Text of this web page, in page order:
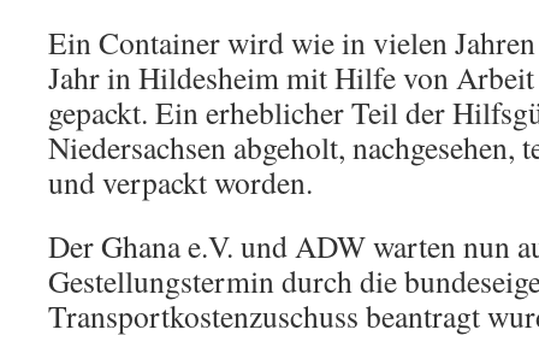
Ein Container wird wie in vielen
Jahr in Hildesheim mit Hilfe von
gepackt. Ein erheblicher Teil der
Niedersachsen abgeholt, nachgesehen,
und verpackt worden.
Der Ghana e.V. und ADW warten nun
Gestellungstermin durch die
Transportkostenzuschuss beantragt